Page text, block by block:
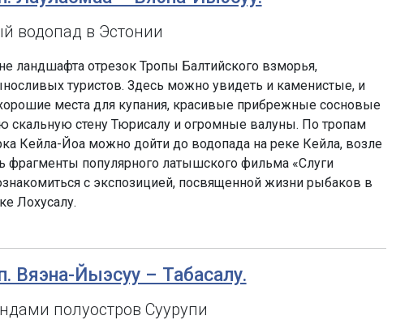
водопад в Эстонии
ландшафта отрезок Тропы Балтийского взморья,
туристов. Здесь можно увидеть и каменистые, и
места для купания, красивые прибрежные сосновые
скальную стену Тюрисалу и огромные валуны. По тропам
Кейла-Йоа можно дойти до водопада на реке Кейла, возле
фрагменты популярного латышского фильма «Слуги
с экспозицией, посвященной жизни рыбаков в
Лохусалу.
Вяэна-Йыэсуу – Табасалу.
полуостров Суурупи